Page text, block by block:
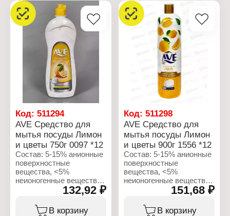
Характеристики:
Бренд: AVE
Тип товара: Средство
для мытья посуды
Название: "Гранат и
Форма выпуска: гель
Объем: 750 мл
Тип товара: Средство
для мытья посуды
Название: "Лимон и
Форма выпуска: гель
Объем: 3750 мл
Код: 511294
AVE Средство для
мытья посуды Лимон
и цветы 750г 0097 *12
Состав: 5-15% анионные
поверхностные
вещества, <5%
неионогенные вещества,
ароматизирующие
добавки, консерванты,
красители.
132,92 ₽
В корзину
Код:511298
AVE Средство для
мытья посуды Лимон
и цветы 900г 1556 *12
Состав: 5-15% анионные
поверхностные
вещества, <5%
неионогенные вещества,
ароматизирующие
добавки, консерванты,
красители.
151,68 ₽
В корзину